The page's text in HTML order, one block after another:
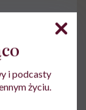
i podcasty
życiu.